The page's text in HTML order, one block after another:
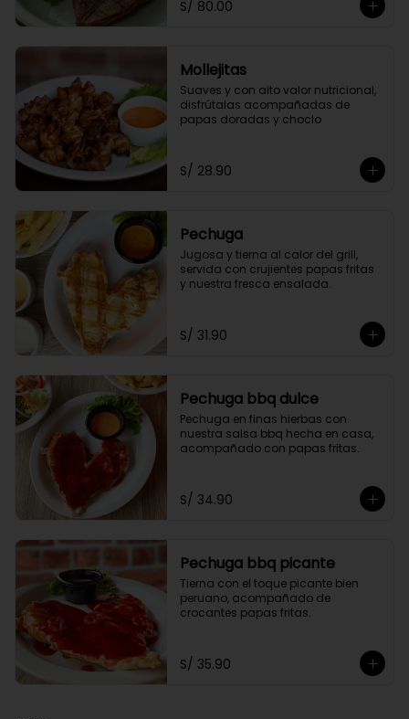
S/ 80.00
Mollejitas
Suaves y con alto valor nutricional,
disfrútalas acompañadas de
papas doradas y choclo
S/ 28.90
Pechuga
Jugosa y tierna al calor del grill,
servida con crujientes papas fritas
y nuestra fresca ensalada.
S/ 31.90
Pechuga bbq dulce
Pechuga en finas hierbas con
nuestra salsa bbq hecha en casa,
acompañado con papas fritas.
S/ 34.90
Pechuga bbq picante
Tierna con el toque picante bien
peruano, acompañado de
crocantes papas fritas.
S/ 35.90